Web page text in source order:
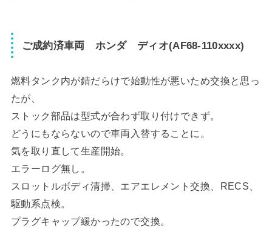
ご成約済車両 ホンダ ディオ(AF68-110xxxx)
燃料タンク内が錆だらけで始動性が悪いため交換と思っ
たが、
ストック部品は型式が合わず取り付けできず。
どうにもならないので車両入替することに。
気を取り直して生産開始。
エラーログ無し。
スロットルボディ清掃、エアエレメント交換、RECS、
駆動系点検。
プラグキャップ緩かったので交換。